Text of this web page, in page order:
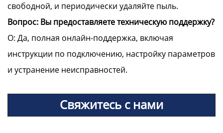
свободной, и периодически удаляйте пыль.
Вопрос: Вы предоставляете техническую поддержку?
О: Да, полная онлайн-поддержка, включая
инструкции по подключению, настройку параметров
и устранение неисправностей.
Свяжитесь с нами